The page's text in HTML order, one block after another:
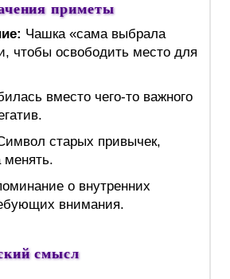
приметы
Чашка «сама выбрала
чтобы освободить место для
вместо чего-то важного
старых привычек,
менять.
о внутренних
внимания.
смысл